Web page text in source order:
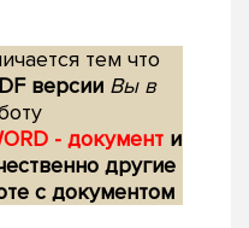
тем что
версии Вы в
- документ и
другие
с документом